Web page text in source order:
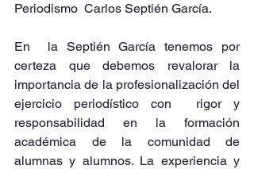
Periodismo  Carlos Septién García.
En  la Septién García tenemos por
certeza que debemos revalorar la
importancia de la profesionalización del
ejercicio periodístico con  rigor y
responsabilidad en la formación
académica de la comunidad de
alumnas y alumnos. La experiencia y